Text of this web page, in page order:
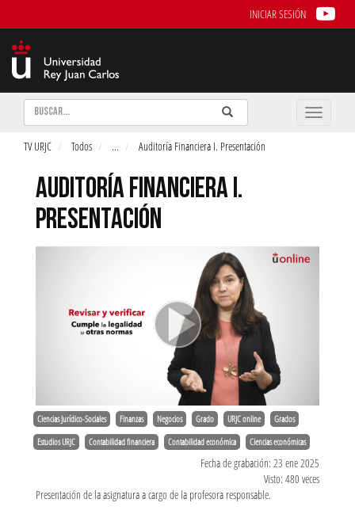
INICIAR SESIÓN
Buscar Enviar
Buscar
Toggle
TV URJC Todos ... Auditoría Financiera I. Presentación
AUDITORÍA FINANCIERA I.
PRESENTACIÓN
Ciencias Jurídico-Sociales Finanzas Negocios Grado URJC online Grados
Estudios URJC Contabilidad financiera Contabilidad económica Ciencias económicas
Fecha de grabación: 23 ene 2025
Visto: 480 veces
Presentación de la asignatura a cargo de la profesora responsable.